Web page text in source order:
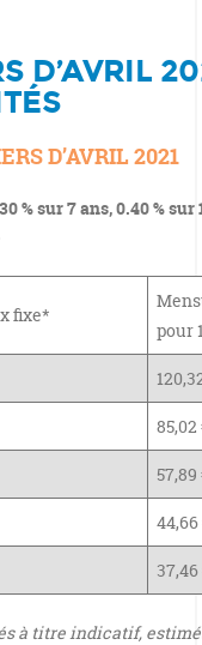
D’AVRIL
D’AVRIL 2021
sur 7 ans, 0.40 % sur
fixe*
pour
85,02
57,89
44,66
37,46
à titre indicatif,